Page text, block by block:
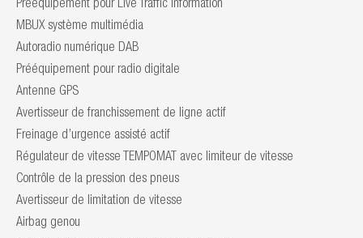
Prééquipement pour Live Traffic Information
MBUX système multimédia
Autoradio numérique DAB
Prééquipement pour radio digitale
Antenne GPS
Avertisseur de franchissement de ligne actif
Freinage d’urgence assisté actif
Régulateur de vitesse TEMPOMAT avec limiteur de vitesse
Contrôle de la pression des pneus
Avertisseur de limitation de vitesse
Airbag genou